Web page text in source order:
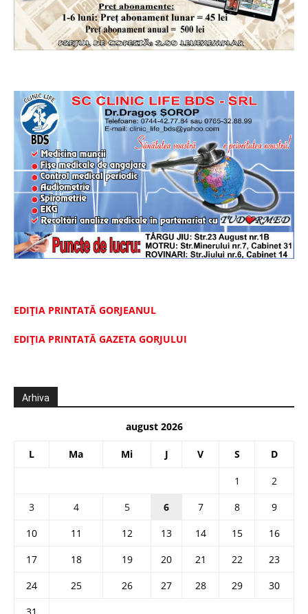
EDIȚIA PRINTATĂ GORJEANUL
EDIŢIA PRINTATĂ GAZETA GORJULUI
Arhiva
august 2026
L Ma Mi J V S D
1
2
3
4 5 6 7 8
9
10
11 12 13 14 15
16
17
18 19 20 21 22
23
24
25 26 27 28 29
30